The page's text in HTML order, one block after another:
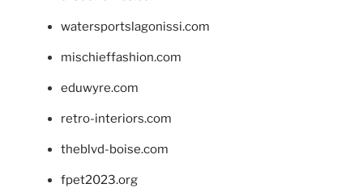
watersportslagonissi.com
mischieffashion.com
eduwyre.com
retro-interiors.com
theblvd-boise.com
fpet2023.org